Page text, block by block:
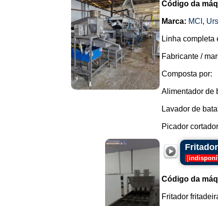
Código da
Marca: MCI ,
Linha completa
Fabricante /
Composta por:
Alimentador de
Lavador de
Picador
[
Código da
Fritador